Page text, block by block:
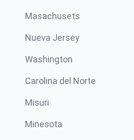
Masachusets
Nueva Jersey
Washington
Carolina del Norte
Misuri
Minesota